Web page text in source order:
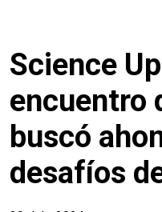
Science
encuentro
buscó
desafíos